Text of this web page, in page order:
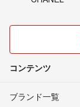
コンテンツ
ブランド一覧